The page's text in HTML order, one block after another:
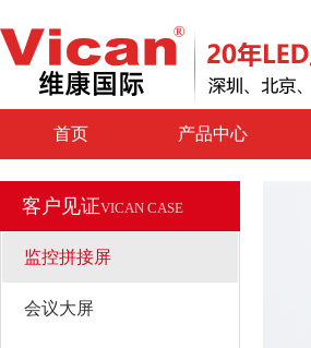
首页 产品中心
客户见证VICAN CASE
监控拼接屏
会议大屏